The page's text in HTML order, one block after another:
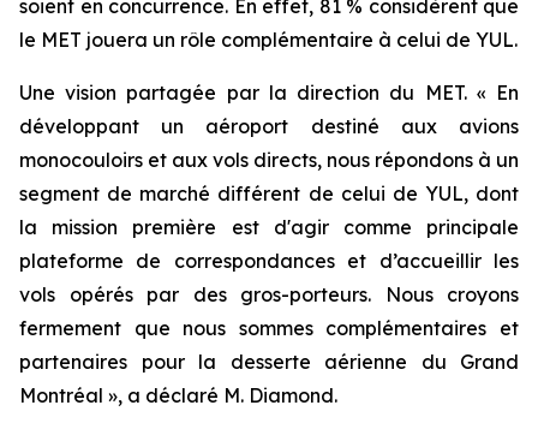
soient en concurrence. En effet, 81 % considèrent que
le MET jouera un rôle complémentaire à celui de YUL.
Une vision partagée par la direction du MET. « En
développant un aéroport destiné aux avions
monocouloirs et aux vols directs, nous répondons à un
segment de marché différent de celui de YUL, dont
la mission première est d'agir comme principale
plateforme de correspondances et d’accueillir les
vols opérés par des gros-porteurs. Nous croyons
fermement que nous sommes complémentaires et
partenaires pour la desserte aérienne du Grand
Montréal », a déclaré M. Diamond.